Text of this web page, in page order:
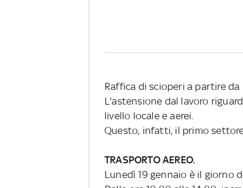
Raffica di scioperi a partire
L'astensione dal lavoro
livello locale e aerei.
Questo, infatti, il primo
TRASPORTO AEREO.
Lunedì 19 gennaio è il giorno